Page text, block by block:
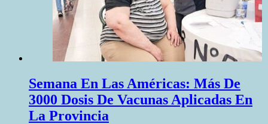
Semana En Las Américas: Más De
3000 Dosis De Vacunas Aplicadas En
La Provincia